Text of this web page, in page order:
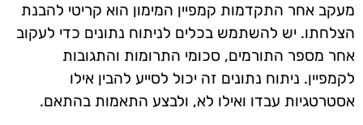
מעקב אחר התקדמות קמפיין המימון הוא קריטי להבנת
הצלחתו. יש להשתמש בכלים לניתוח נתונים כדי לעקוב
אחר מספר התורמים, סכומי התרומות והתגובות
לקמפיין. ניתוח נתונים זה יכול לסייע להבין אילו
אסטרטגיות עבדו ואילו לא, ולבצע התאמות בהתאם.